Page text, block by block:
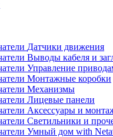
Датчики движения
Выводы кабеля и
Управление
Монтажные коробки
Механизмы
Лицевые панели
Аксессуары и
Светильники и
Умный дом with